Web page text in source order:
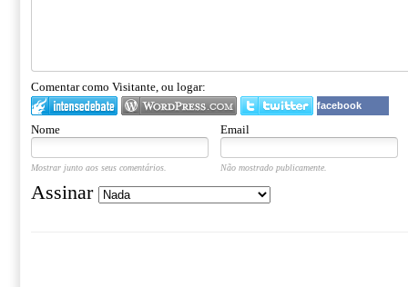
Comentar como Visitante, ou logar:
facebook
Nome Email
Mostrar junto aos seus comentários. Não mostrado publicamente.
Assinar